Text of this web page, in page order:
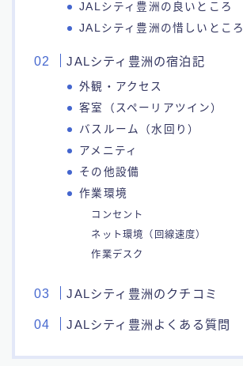
JALシティ豊洲の良いところ
JALシティ豊洲の惜しいところ
JALシティ豊洲の宿泊記
外観・アクセス
客室（スペーリアツイン）
バスルーム（水回り）
アメニティ
その他設備
作業環境
コンセント
ネット環境（回線速度）
作業デスク
JALシティ豊洲のクチコミ
JALシティ豊洲よくある質問